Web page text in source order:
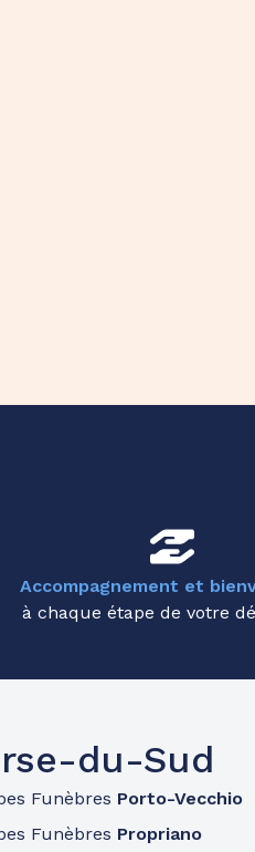
Accompagnement et
à chaque étape de votre
du-Sud
Funèbres Porto-Vecchio
Funèbres Propriano